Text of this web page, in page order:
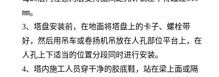
㎜。
3、塔盘安装前，在地面将塔盘上的卡子、螺栓带
好，然后用吊车或卷扬机吊放在人孔部位平台上，在
人孔上下适当的位置分段同时进行安装。
4、塔内施工人员穿干净的胶底鞋，站在梁上面或隔